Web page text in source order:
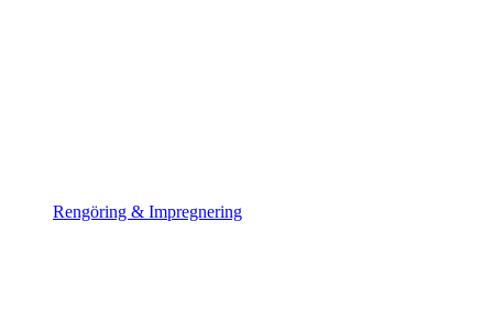
Rengöring & Impregnering